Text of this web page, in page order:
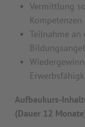
Vermittlung
Kompetenzen
Teilnahme an
Aufbaukurs-
(Dauer 12